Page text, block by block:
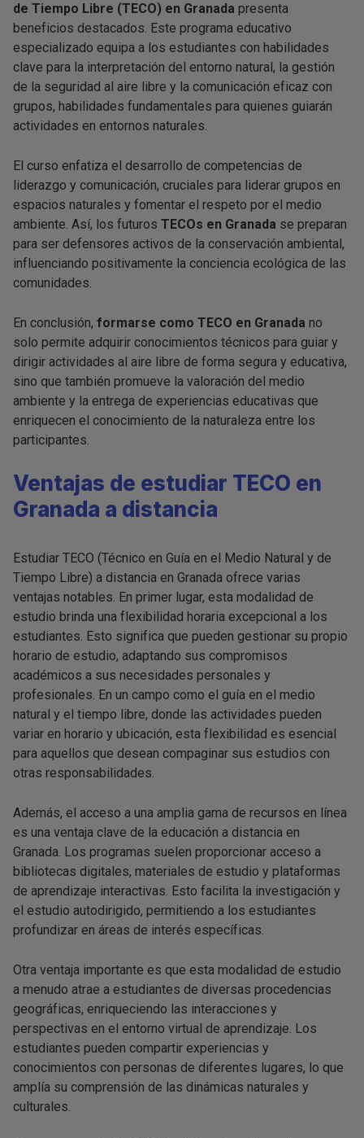
de Tiempo Libre (TECO) en Granada presenta
beneficios destacados. Este programa educativo
especializado equipa a los estudiantes con habilidades
clave para la interpretación del entorno natural, la gestión
de la seguridad al aire libre y la comunicación eficaz con
grupos, habilidades fundamentales para quienes guiarán
actividades en entornos naturales.
El curso enfatiza el desarrollo de competencias de
liderazgo y comunicación, cruciales para liderar grupos en
espacios naturales y fomentar el respeto por el medio
ambiente. Así, los futuros TECOs en Granada se preparan
para ser defensores activos de la conservación ambiental,
influenciando positivamente la conciencia ecológica de las
comunidades.
En conclusión, formarse como TECO en Granada no
solo permite adquirir conocimientos técnicos para guiar y
dirigir actividades al aire libre de forma segura y educativa,
sino que también promueve la valoración del medio
ambiente y la entrega de experiencias educativas que
enriquecen el conocimiento de la naturaleza entre los
participantes.
Ventajas de estudiar TECO en
Granada a distancia
Estudiar TECO (Técnico en Guía en el Medio Natural y de
Tiempo Libre) a distancia en Granada ofrece varias
ventajas notables. En primer lugar, esta modalidad de
estudio brinda una flexibilidad horaria excepcional a los
estudiantes. Esto significa que pueden gestionar su propio
horario de estudio, adaptando sus compromisos
académicos a sus necesidades personales y
profesionales. En un campo como el guía en el medio
natural y el tiempo libre, donde las actividades pueden
variar en horario y ubicación, esta flexibilidad es esencial
para aquellos que desean compaginar sus estudios con
otras responsabilidades.
Además, el acceso a una amplia gama de recursos en línea
es una ventaja clave de la educación a distancia en
Granada. Los programas suelen proporcionar acceso a
bibliotecas digitales, materiales de estudio y plataformas
de aprendizaje interactivas. Esto facilita la investigación y
el estudio autodirigido, permitiendo a los estudiantes
profundizar en áreas de interés específicas.
Otra ventaja importante es que esta modalidad de estudio
a menudo atrae a estudiantes de diversas procedencias
geográficas, enriqueciendo las interacciones y
perspectivas en el entorno virtual de aprendizaje. Los
estudiantes pueden compartir experiencias y
conocimientos con personas de diferentes lugares, lo que
amplía su comprensión de las dinámicas naturales y
culturales.